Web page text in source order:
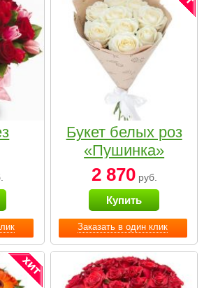
Заказать в один клик
Букет белых роз
«Пушинка»
2 870руб.
Купить